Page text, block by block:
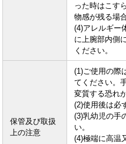
った時はこす
物感が残る場
(4)アレルギー
に上腕部内側
ください。
保管及び取扱
上の注意
(1)ご使用の際
てください。
変質する恐れ
(2)使用後は必
(3)乳幼児の手
い。
(4)極端に高温